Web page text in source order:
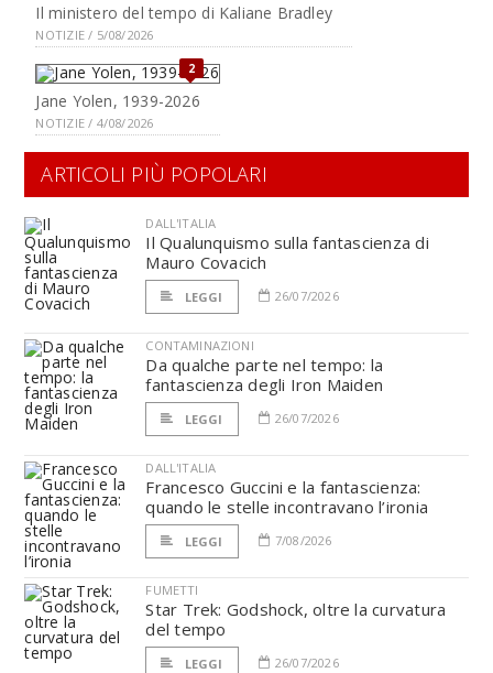
Il ministero del tempo di Kaliane Bradley
NOTIZIE / 5/08/2026
2
Jane Yolen, 1939-2026
NOTIZIE / 4/08/2026
ARTICOLI PIÙ POPOLARI
DALL'ITALIA
Il Qualunquismo sulla fantascienza di
Mauro Covacich
LEGGI 26/07/2026
CONTAMINAZIONI
Da qualche parte nel tempo: la
fantascienza degli Iron Maiden
LEGGI 26/07/2026
DALL'ITALIA
Francesco Guccini e la fantascienza:
quando le stelle incontravano l’ironia
LEGGI 7/08/2026
FUMETTI
Star Trek: Godshock, oltre la curvatura
del tempo
LEGGI 26/07/2026